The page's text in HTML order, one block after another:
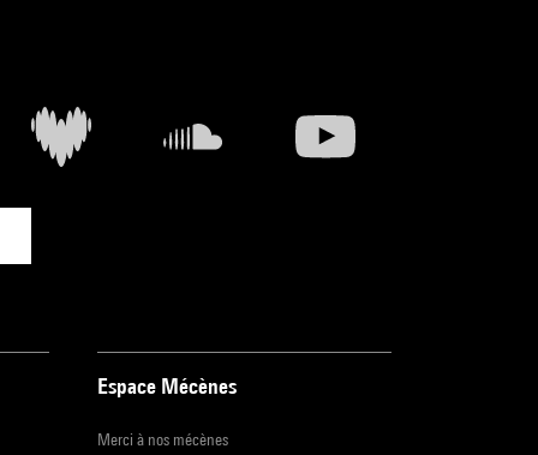
Espace Mécènes
Merci à nos mécènes